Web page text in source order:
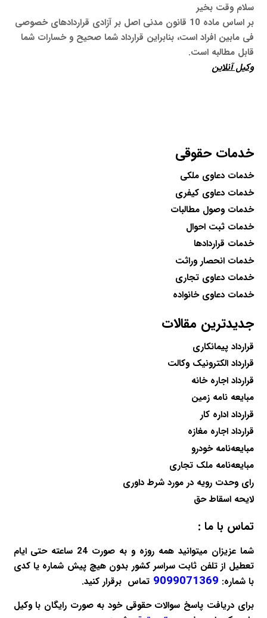
سلام وقت بخیر
بر اساس ماده 10 قانون مدنی اصل بر آزادی قراردادهای خصوصی
فی مابین افراد است، بنابراین قرارداد شما صحیح و خسارات شما
قابل مطالبه است.
وکیل آنلاین
خدمات حقوقی
خدمات دعاوی ملکی
خدمات دعاوی کیفری
خدمات وصول مطالبات
خدمات ثبت احوال
خدمات قراردادها
خدمات انحصار وراثت
خدمات دعاوی تجاری
خدمات دعاوی خانواده
جدیدترین مقالات
قرارداد پیمانکاری
قرارداد الکترونیک وکالت
قرارداد اجاره خانه
مبایعه نامه زمین
قرارداد اداره کار
قرارداد اجاره مغازه
مبایعه‌نامه خودرو
مبایعه‌نامه ملک تجاری
رای وحدت رویه در مورد شرط داوری
لایحه اسقاط حق
تماس با ما :
شما عزیزان میتوانید همه روزه و به صورت 24 ساعته حتی ایام
تعطیل از تلفن ثابت سراسر کشور بدون هیچ پیش شماره یا کدی
با شماره: 9099071369 تماس برقرار کنید.
برای دریافت پاسخ سوالات حقوقی خود به صورت رایگان با وکیل